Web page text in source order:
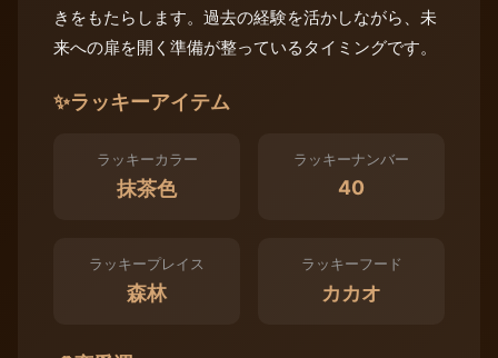
きをもたらします。過去の経験を活かしながら、未
来への扉を開く準備が整っているタイミングです。
✨ラッキーアイテム
ラッキーカラー
抹茶色
ラッキーナンバー
40
ラッキープレイス
森林
ラッキーフード
カカオ